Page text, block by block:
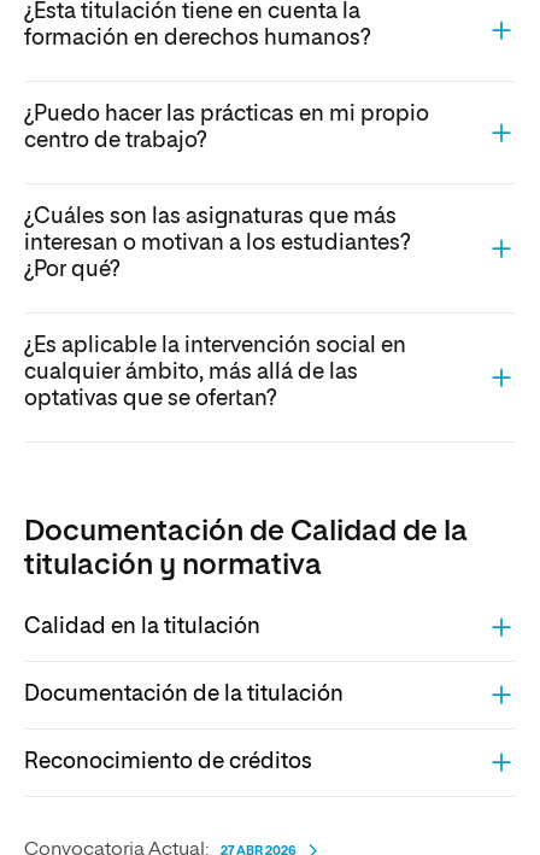
¿Esta titulación tiene en cuenta la
formación en derechos humanos?
¿Puedo hacer las prácticas en mi propio
centro de trabajo?
¿Cuáles son las asignaturas que más
interesan o motivan a los estudiantes?
¿Por qué?
¿Es aplicable la intervención social en
cualquier ámbito, más allá de las
optativas que se ofertan?
Documentación de Calidad de la
titulación y normativa
Calidad en la titulación
Documentación de la titulación
Reconocimiento de créditos
Convocatoria Actual: 27 ABR 2026